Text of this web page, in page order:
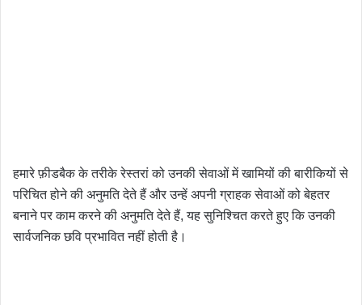
हमारे फ़ीडबैक के तरीके रेस्तरां को उनकी सेवाओं में खामियों की बारीकियों से
परिचित होने की अनुमति देते हैं और उन्हें अपनी ग्राहक सेवाओं को बेहतर
बनाने पर काम करने की अनुमति देते हैं, यह सुनिश्चित करते हुए कि उनकी
सार्वजनिक छवि प्रभावित नहीं होती है।